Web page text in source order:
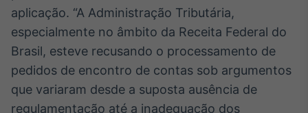
conteúdos
noticiosos
Soluções de
Tecnologia
Broadcast
Radar
Monitoramento
aplicação. “A Administração Tributária,
especialmente no âmbito da Receita Federal do
Brasil, esteve recusando o processamento de
pedidos de encontro de contas sob argumentos
que variaram desde a suposta ausência de
regulamentação até a inadequação dos